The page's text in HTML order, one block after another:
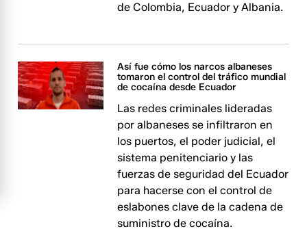
de Colombia, Ecuador y Albania.
Así fue cómo los narcos albaneses
tomaron el control del tráfico mundial
de cocaína desde Ecuador
Las redes criminales lideradas
por albaneses se infiltraron en
los puertos, el poder judicial, el
sistema penitenciario y las
fuerzas de seguridad del Ecuador
para hacerse con el control de
eslabones clave de la cadena de
suministro de cocaína.